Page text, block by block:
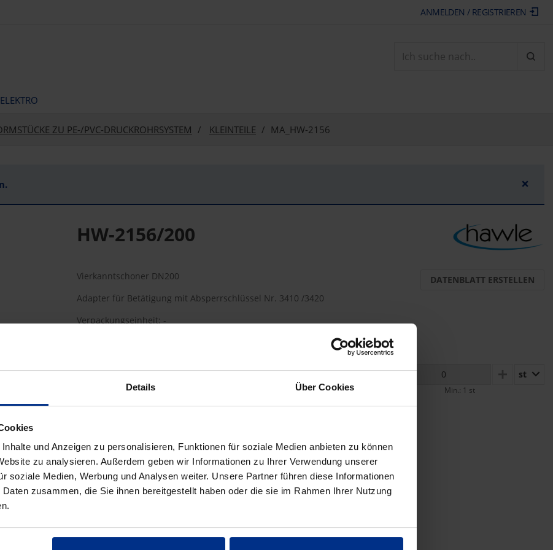
Details Über Cookies
und Anzeigen zu personalisieren, Funktionen für soziale Medien anbieten zu können
zu analysieren. Außerdem geben wir Informationen zu Ihrer Verwendung unserer
soziale Medien, Werbung und Analysen weiter. Unsere Partner führen diese Informationen
zusammen, die Sie ihnen bereitgestellt haben oder die sie im Rahmen Ihrer Nutzung
ANMELDEN / REGISTRIEREN
ELEKTRO
ZU PE-/PVC-DRUCKROHRSYSTEM KLEINTEILE MA_HW-2156
×
HW-2156/200
Vierkanntschoner DN200
Adapter für Betätigung mit Absperrschlüssel Nr. 3410 /3420
Verpackungseinheit: -
DATENBLATT ERSTELLEN
HW-2156/200 PLUSst
Min.: 1 st
pro 1 st (exkl. Mwst.) Code